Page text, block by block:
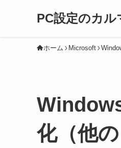
PC設定のカル
ホーム Microsoft
化（他